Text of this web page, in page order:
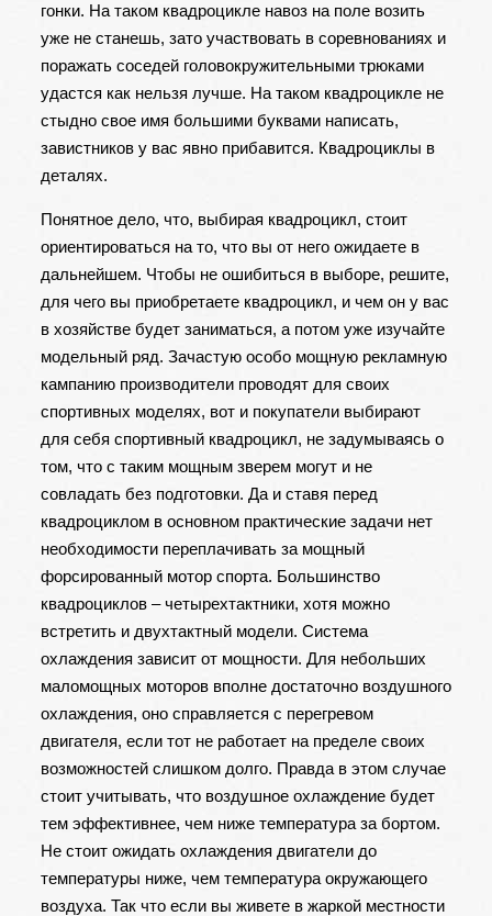
гонки. На таком квадроцикле навоз на поле возить
уже не станешь, зато участвовать в соревнованиях и
поражать соседей головокружительными трюками
удастся как нельзя лучше. На таком квадроцикле не
стыдно свое имя большими буквами написать,
завистников у вас явно прибавится. Квадроциклы в
деталях.
Понятное дело, что, выбирая квадроцикл, стоит
ориентироваться на то, что вы от него ожидаете в
дальнейшем. Чтобы не ошибиться в выборе, решите,
для чего вы приобретаете квадроцикл, и чем он у вас
в хозяйстве будет заниматься, а потом уже изучайте
модельный ряд. Зачастую особо мощную рекламную
кампанию производители проводят для своих
спортивных моделях, вот и покупатели выбирают
для себя спортивный квадроцикл, не задумываясь о
том, что с таким мощным зверем могут и не
совладать без подготовки. Да и ставя перед
квадроциклом в основном практические задачи нет
необходимости переплачивать за мощный
форсированный мотор спорта. Большинство
квадроциклов – четырехтактники, хотя можно
встретить и двухтактный модели. Система
охлаждения зависит от мощности. Для небольших
маломощных моторов вполне достаточно воздушного
охлаждения, оно справляется с перегревом
двигателя, если тот не работает на пределе своих
возможностей слишком долго. Правда в этом случае
стоит учитывать, что воздушное охлаждение будет
тем эффективнее, чем ниже температура за бортом.
Не стоит ожидать охлаждения двигатели до
температуры ниже, чем температура окружающего
воздуха. Так что если вы живете в жаркой местности